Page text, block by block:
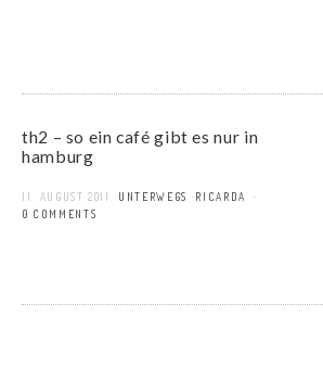
th2 – so ein café gibt es nur in
hamburg
11. AUGUST 2011 UNTERWEGS
RICARDA
10 COMMENTS